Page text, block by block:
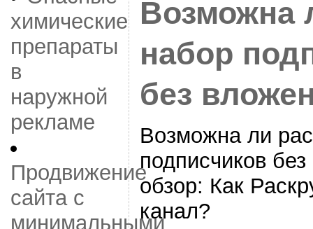
химические
препараты
в
наружной
рекламе
Продвижение
сайта с
минимальными
Возможна
набор
без
Возможна ли
подписчиков
обзор: Как
канал?